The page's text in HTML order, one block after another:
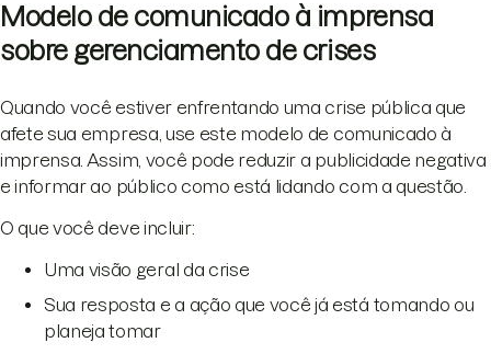
Modelo de comunicado à imprensa
sobre gerenciamento de crises
Quando você estiver enfrentando uma crise pública que
afete sua empresa, use este modelo de comunicado à
imprensa. Assim, você pode reduzir a publicidade negativa
e informar ao público como está lidando com a questão.
O que você deve incluir:
Uma visão geral da crise
Sua resposta e a ação que você já está tomando ou
planeja tomar